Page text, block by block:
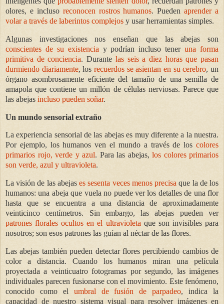
olores, e incluso reconocen rostros humanos. Puedenaprender a
volar a través de laberintos complejos y usar herramientas simples.
Algunas investigaciones nos enseñan que las abejas son
conscientes de su existencia y podrían incluso teneruna forma
primitiva de conciencia. Durante las seis a diez horas que pasan
durmiendo diariamente, losrecuerdos se asientan en su cerebro, un
órgano asombrosamente eficiente del tamaño de una semilla de
amapola que contiene un millón de células nerviosas. Parece que
las abejas incluso pueden soñar.
Un mundo sensorial extraño
La experiencia sensorial de las abejas es muy diferente a la nuestra.
Por ejemplo, los humanos ven el mundo a través de los colores
primarios rojo, verde y azul. Para las abejas, los colores primarios
son verde, azul y ultravioleta.
La visión de las abejases sesenta veces menos precisa que la de los
humanos: una abeja que vuela no puede ver los detalles de una flor
hasta que se encuentra a una distancia de aproximadamente
veinticinco centímetros. Sin embargo, las abejas pueden ver
patrones florales ocultos en el ultravioleta que son invisibles para
nosotros; son esos patrones las guían al néctar de las flores.
Las abejas también pueden detectar flores percibiendo cambios de
color a distancia. Cuando los humanos miran una película
proyectada a veinticuatro fotogramas por segundo, las imágenes
individuales parecen fusionarse con el movimiento. Este fenómeno,
conocido como el umbral de fusión de parpadeo, indica la
capacidad de nuestro sistema visual para resolver imágenes en